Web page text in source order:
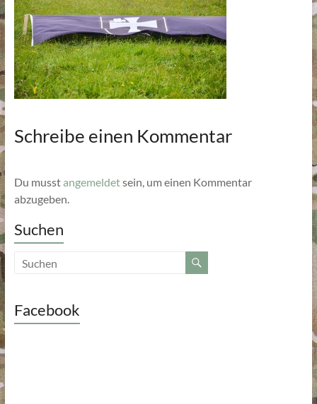
Schreibe einen Kommentar
Du musstangemeldetsein, um einen Kommentar
abzugeben.
Suchen
Facebook